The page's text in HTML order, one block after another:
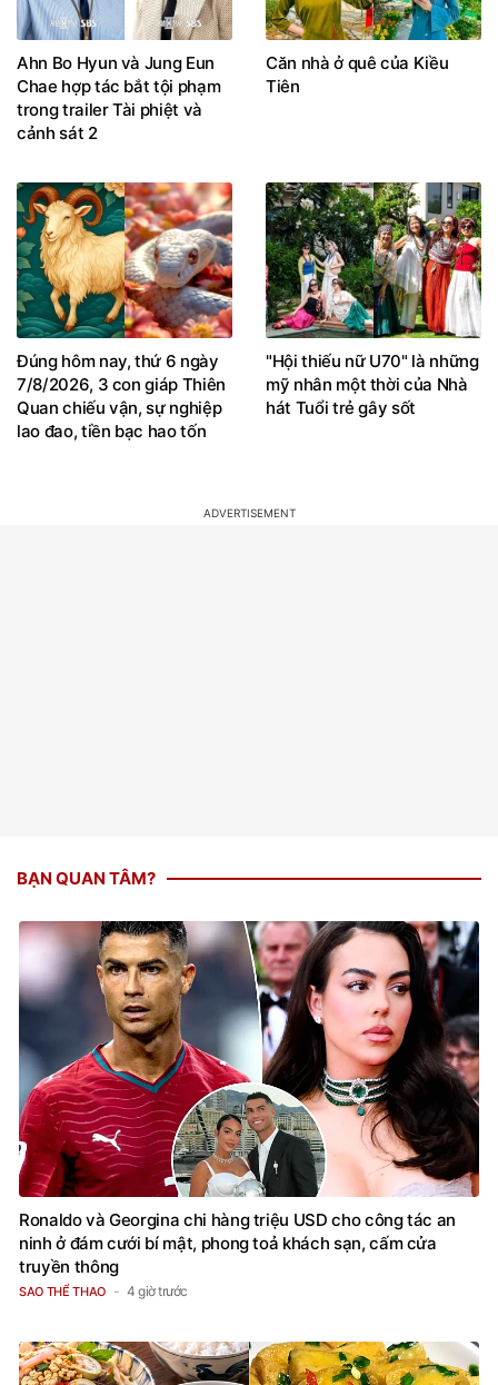
Ahn Bo Hyun và Jung Eun
Chae hợp tác bắt tội phạm
trong trailer Tài phiệt và
cảnh sát 2
Căn nhà ở quê của Kiều
Tiên
Đúng hôm nay, thứ 6 ngày
7/8/2026, 3 con giáp Thiên
Quan chiếu vận, sự nghiệp
lao đao, tiền bạc hao tốn
"Hội thiếu nữ U70" là những
mỹ nhân một thời của Nhà
hát Tuổi trẻ gây sốt
BẠN QUAN TÂM?
Ronaldo và Georgina chi hàng triệu USD cho công tác an
ninh ở đám cưới bí mật, phong toả khách sạn, cấm cửa
truyền thông
SAO THỂ THAO 4 giờ trước